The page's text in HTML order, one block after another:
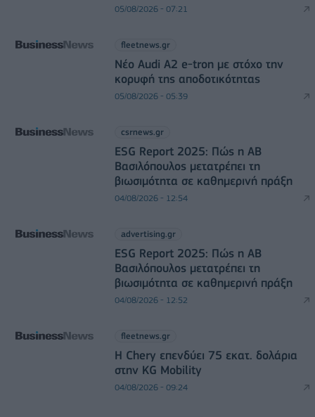
05/08/2026 - 07:21
fleetnews.gr
Νέο Audi A2 e-tron με στόχο την
κορυφή της αποδοτικότητας
05/08/2026 - 05:39
csrnews.gr
ESG Report 2025: Πώς η ΑΒ
Βασιλόπουλος μετατρέπει τη
βιωσιμότητα σε καθημερινή πράξη
04/08/2026 - 12:54
advertising.gr
ESG Report 2025: Πώς η ΑΒ
Βασιλόπουλος μετατρέπει τη
βιωσιμότητα σε καθημερινή πράξη
04/08/2026 - 12:52
fleetnews.gr
Η Chery επενδύει 75 εκατ. δολάρια
στην KG Mobility
04/08/2026 - 09:24